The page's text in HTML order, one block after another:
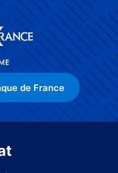
de France